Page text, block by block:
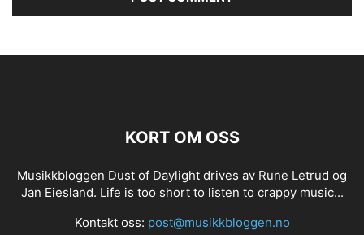
KORT OM OSS
Musikkbloggen Dust of Daylight drives av Rune Letrud og
Jan Eiesland. Life is too short to listen to crappy music...
Kontakt oss: post@musikkbloggen.no